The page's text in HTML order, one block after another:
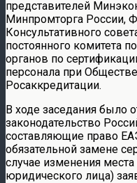
представителей
Минпромторга России,
Консультативного
постоянного комитета
органов по
персонала при
Росаккредитации.
В ходе заседания было
законодательство
составляющие право
обязательной замене
случае изменения
юридического лица)